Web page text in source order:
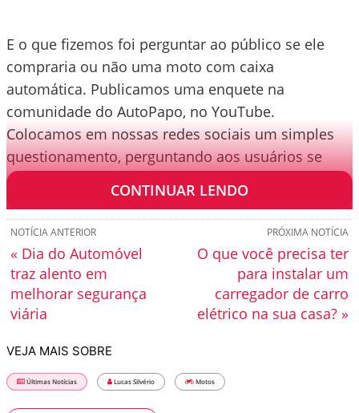
E o que fizemos foi perguntar ao público se ele
compraria ou não uma moto com caixa
automática. Publicamos uma enquete na
comunidade do AutoPapo, no YouTube.
Colocamos em nossas redes sociais um simples
questionamento, perguntando aos usuários se
eles teriam uma moto automática/automatizada.
CONTINUAR LENDO
PRÓXIMA NOTÍCIA
O que você precisa ter
para instalar um
carregador de carro
elétrico na sua casa? »
NOTÍCIA ANTERIOR
« Dia do Automóvel
traz alento em
melhorar segurança
viária
VEJA MAIS SOBRE
Últimas Notícias Lucas Silvério Motos